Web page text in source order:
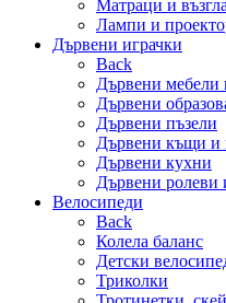
Матраци и
Лампи и
Дървени играчки
Back
Дървени мебели
Дървени
Дървени пъзели
Дървени къщи и
Дървени кухни
Дървени ролеви
Велосипеди
Back
Колела баланс
Детски
Триколки